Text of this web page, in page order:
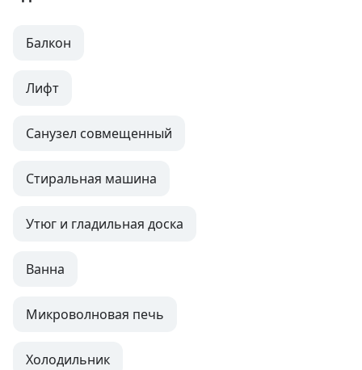
Балкон
Лифт
Санузел совмещенный
Стиральная машина
Утюг и гладильная доска
Ванна
Микроволновая печь
Холодильник